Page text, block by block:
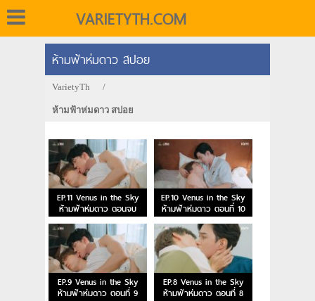
VARIETYTH.COM
ห้ามฟ้าห่มดาว สปอย
VarietyTh /
ห้ามฟ้าห่มดาว สปอย
EP.11 Venus in the Sky
ห้ามฟ้าห่มดาว ตอนจบ
EP.10 Venus in the Sky
ห้ามฟ้าห่มดาว ตอนที่ 10
EP.9 Venus in the Sky
ห้ามฟ้าห่มดาว ตอนที่ 9
EP.8 Venus in the Sky
ห้ามฟ้าห่มดาว ตอนที่ 8